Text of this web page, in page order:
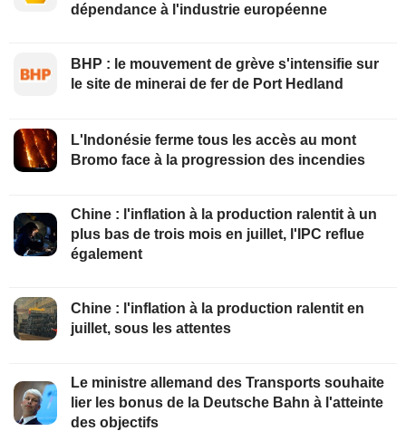
dépendance à l'industrie européenne
BHP : le mouvement de grève s'intensifie sur
le site de minerai de fer de Port Hedland
L'Indonésie ferme tous les accès au mont
Bromo face à la progression des incendies
Chine : l'inflation à la production ralentit à un
plus bas de trois mois en juillet, l'IPC reflue
également
Chine : l'inflation à la production ralentit en
juillet, sous les attentes
Le ministre allemand des Transports souhaite
lier les bonus de la Deutsche Bahn à l'atteinte
des objectifs